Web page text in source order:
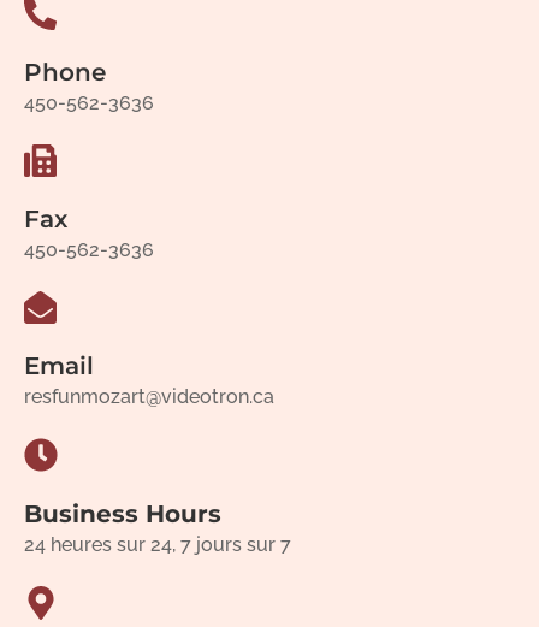
Phone
450-562-3636
Fax
450-562-3636
Email
resfunmozart@videotron.ca
Business Hours
24 heures sur 24, 7 jours sur 7